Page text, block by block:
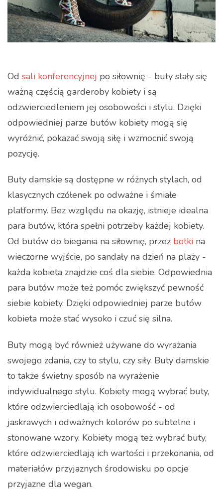
Od sali konferencyjnej po siłownię - buty stały się
ważną częścią garderoby kobiety i są
odzwierciedleniem jej osobowości i stylu. Dzięki
odpowiedniej parze butów kobiety mogą się
wyróżnić, pokazać swoją siłę i wzmocnić swoją
pozycję.
Buty damskie są dostępne w różnych stylach, od
klasycznych czółenek po odważne i śmiałe
platformy. Bez względu na okazję, istnieje idealna
para butów, która spełni potrzeby każdej kobiety.
Od butów do biegania na siłownię, przez botki na
wieczorne wyjście, po sandały na dzień na plaży -
każda kobieta znajdzie coś dla siebie. Odpowiednia
para butów może też pomóc zwiększyć pewność
siebie kobiety. Dzięki odpowiedniej parze butów
kobieta może stać wysoko i czuć się silna.
Buty mogą być również używane do wyrażania
swojego zdania, czy to stylu, czy siły. Buty damskie
to także świetny sposób na wyrażenie
indywidualnego stylu. Kobiety mogą wybrać buty,
które odzwierciedlają ich osobowość - od
jaskrawych i odważnych kolorów po subtelne i
stonowane wzory. Kobiety mogą też wybrać buty,
które odzwierciedlają ich wartości i przekonania, od
materiałów przyjaznych środowisku po opcje
przyjazne dla wegan.